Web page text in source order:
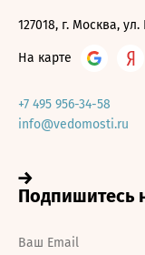
127018, г. Москва,
На карте
+7 495 956-34-58
info@vedomosti.ru